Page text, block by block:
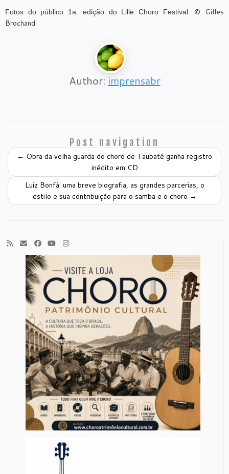
Fotos do público 1a. edição do Lille Choro Festival: © Gilles
Brochand
Author: imprensabr
Post navigation
← Obra da velha guarda do choro de Taubaté ganha registro
inédito em CD
Luiz Bonfá: uma breve biografia, as grandes parcerias, o
estilo e sua contribuição para o samba e o choro →